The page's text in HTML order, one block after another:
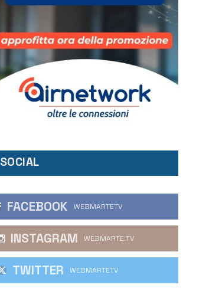
SOCIAL
FACEBOOK WEBMARTETV
INSTAGRAM WEBMARTE.TV
TWITTER WEBMARTETV